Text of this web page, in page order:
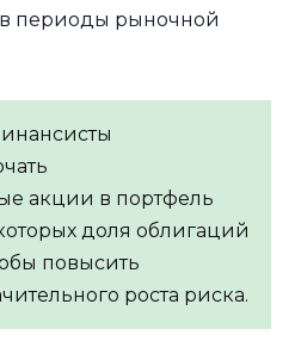
периоды рыночной
акции в портфель
доля облигаций
повысить
роста риска.